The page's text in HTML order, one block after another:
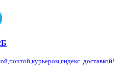
почтой,курьером,яндекс доставкой!